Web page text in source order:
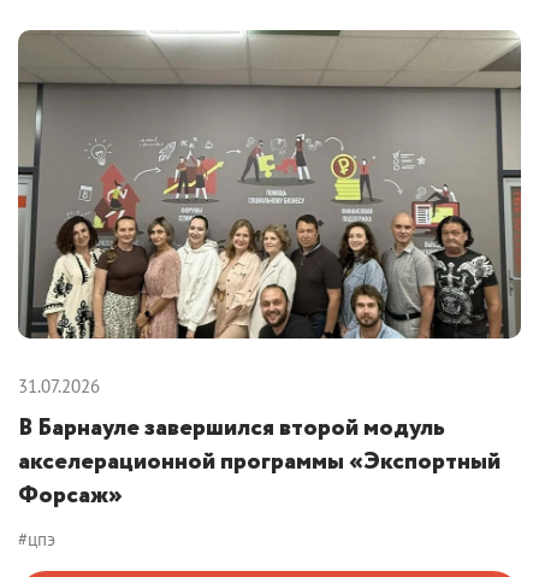
31.07.2026
В Барнауле завершился второй модуль
акселерационной программы «Экспортный
Форсаж»
#цпэ